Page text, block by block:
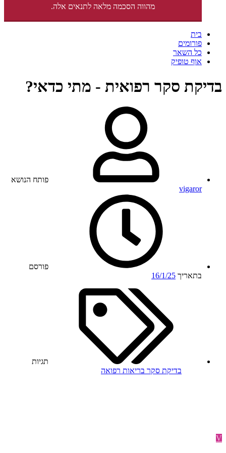
מהווה הסכמה מלאה לתנאים אלה.
בית
פורומים
כל השאר
אוף טופיק
בדיקת סקר רפואית - מתי כדאי?
פותח הנושא
vigaror
פורסם
בתאריך 16/1/25
תגיות
בדיקת סקר בריאות רפואה
V